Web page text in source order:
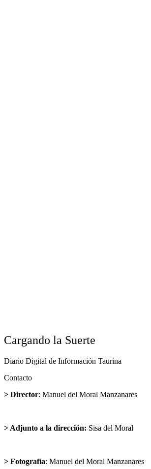
Cargando la Suerte
Diario Digital de Información Taurina
Contacto
> Director: Manuel del Moral Manzanares
> Adjunto a la dirección: Sisa del Moral
> Fotografía: Manuel del Moral Manzanares